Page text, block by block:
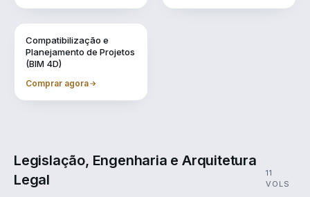
Compatibilização e
Planejamento de Projetos
(BIM 4D)
Comprar agora
Legislação, Engenharia e Arquitetura
Legal
11
VOLS